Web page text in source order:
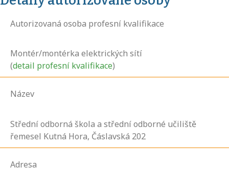
Autorizovaná osoba profesní kvalifikace
Montér/montérka elektrických sítí
(detail profesní kvalifikace)
Název
Střední odborná škola a střední odborné učiliště
řemesel Kutná Hora, Čáslavská 202
Adresa